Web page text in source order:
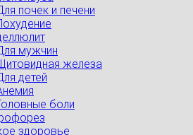
почек и печени
мужчин
железа
детей
боли
здоровье